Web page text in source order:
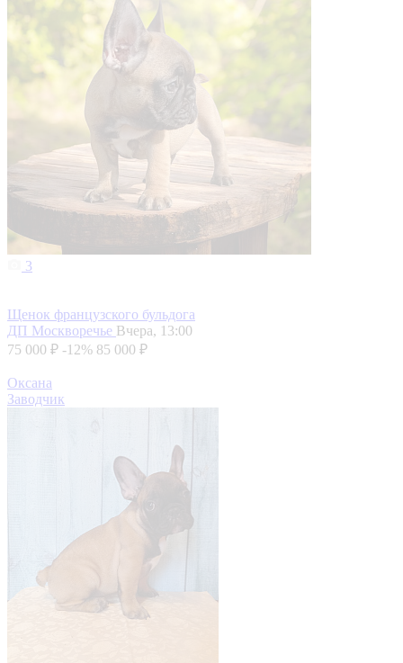
3
Щенок французского бульдога
ДП Москворечье Вчера, 13:00
75 000 ₽ -12% 85 000 ₽
Оксана
Заводчик